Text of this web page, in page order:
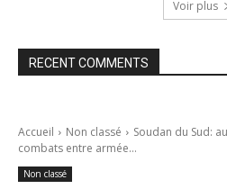
Voir plus
RECENT COMMENTS